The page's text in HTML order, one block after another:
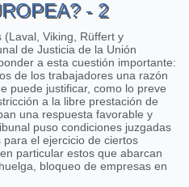
- 2
(Laval, Viking, Rüffert y
de Justicia de la Unión
a esta cuestión importante:
de los trabajadores una razón
puede justificar, como lo preve
a la libre prestación de
una respuesta favorable y
puso condiciones juzgadas
el ejercicio de ciertos
particular estos que abarcan
bloqueo de empresas en